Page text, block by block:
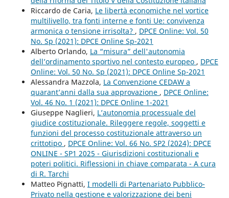
Riccardo de Caria, Le libertà economiche nel vortice
multilivello, tra fonti interne e fonti Ue: convivenza
armonica o tensione irrisolta? , DPCE Online: Vol. 50
No. Sp (2021): DPCE Online Sp-2021
Alberto Orlando, La “misura” dell'autonomia
dell’ordinamento sportivo nel contesto europeo , DPCE
Online: Vol. 50 No. Sp (2021): DPCE Online Sp-2021
Alessandra Mazzola, La Convenzione CEDAW a
quarant’anni dalla sua approvazione , DPCE Online:
Vol. 46 No. 1 (2021): DPCE Online 1-2021
Giuseppe Naglieri, L’autonomia processuale del
giudice costituzionale. Rileggere regole, soggetti e
funzioni del processo costituzionale attraverso un
crittotipo , DPCE Online: Vol. 66 No. SP2 (2024): DPCE
ONLINE - SP1 2025 - Giurisdizioni costituzionali e
poteri politici. Riflessioni in chiave comparata - A cura
di R. Tarchi
Matteo Pignatti, I modelli di Partenariato Pubblico-
Privato nella gestione e valorizzazione dei beni